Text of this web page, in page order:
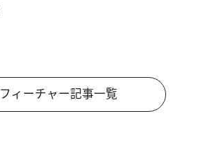
フィーチャー記事一覧